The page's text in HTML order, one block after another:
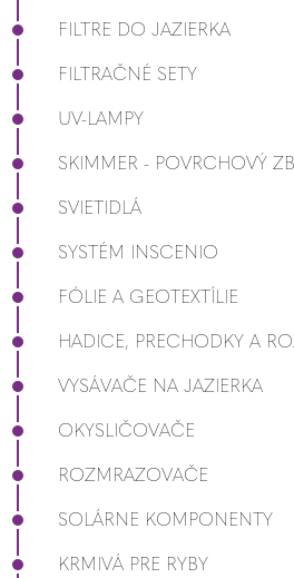
FILTRE DO JAZIERKA
FILTRAČNÉ SETY
UV-LAMPY
SKIMMER - POVRCHOVÝ
SVIETIDLÁ
SYSTÉM INSCENIO
FÓLIE A GEOTEXTÍLIE
HADICE, PRECHODKY A
VYSÁVAČE NA JAZIERKA
OKYSLIČOVAČE
ROZMRAZOVAČE
SOLÁRNE KOMPONENTY
KRMIVÁ PRE RYBY